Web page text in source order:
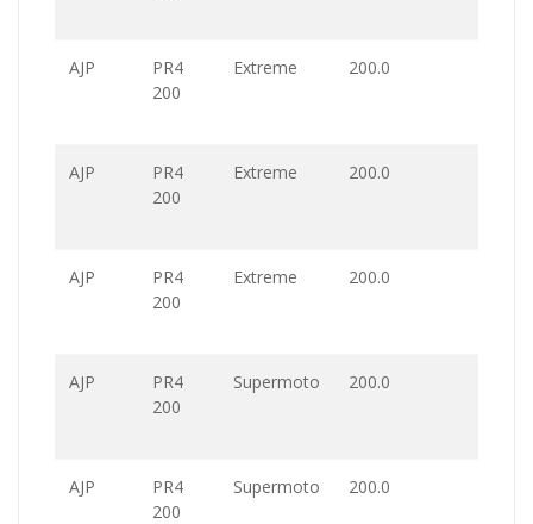
AJP
PR4
200
Extreme 200.0
AJP
PR4
200
Extreme 200.0
AJP
PR4
200
Extreme 200.0
AJP
PR4
200
Supermoto 200.0
AJP
PR4
200
Supermoto 200.0